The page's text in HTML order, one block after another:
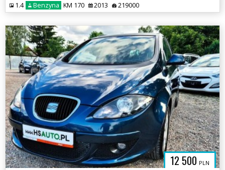
1.4 Benzyna KM 170 2013 219000
12 500 PLN